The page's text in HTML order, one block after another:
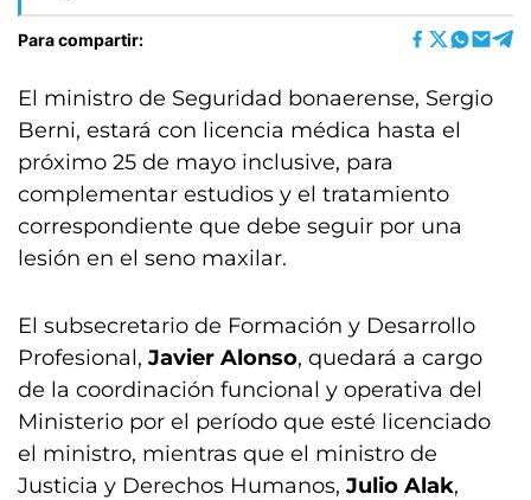
Para compartir:
El ministro de Seguridad bonaerense, Sergio
Berni, estará con licencia médica hasta el
próximo 25 de mayo inclusive, para
complementar estudios y el tratamiento
correspondiente que debe seguir por una
lesión en el seno maxilar.
El subsecretario de Formación y Desarrollo
Profesional, Javier Alonso, quedará a cargo
de la coordinación funcional y operativa del
Ministerio por el período que esté licenciado
el ministro, mientras que el ministro de
Justicia y Derechos Humanos, Julio Alak,